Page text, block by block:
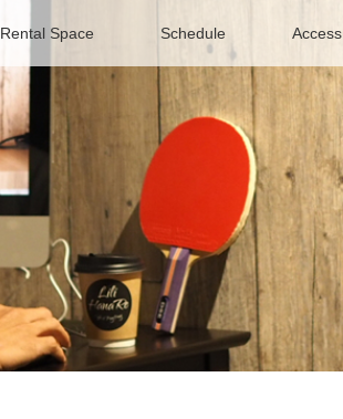
Rental Space Schedule Access